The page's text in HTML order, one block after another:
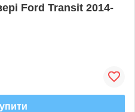
Ford Transit 2014-